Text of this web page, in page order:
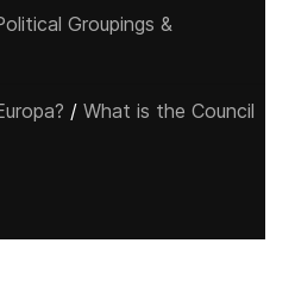
Groupings &
/ What is the Council